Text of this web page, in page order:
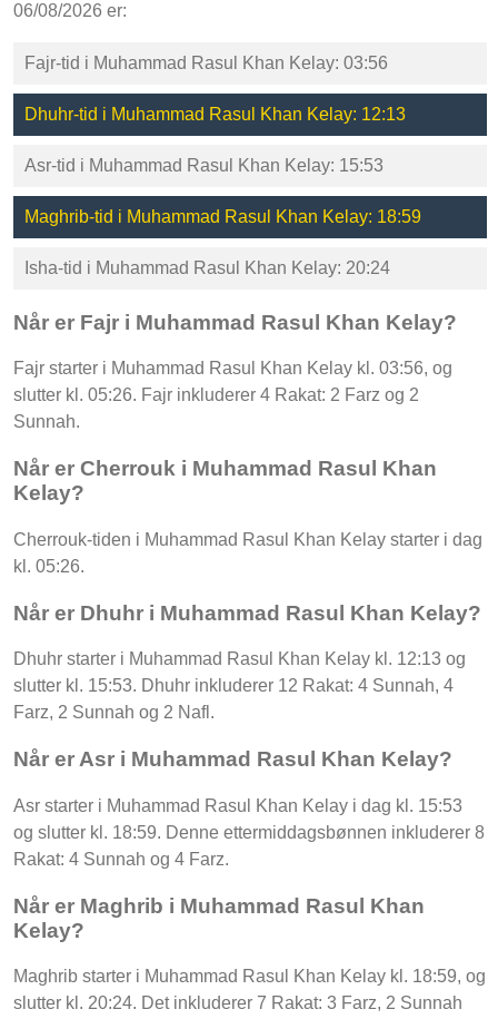
06/08/2026 er:
Fajr-tid i Muhammad Rasul Khan Kelay: 03:56
Dhuhr-tid i Muhammad Rasul Khan Kelay: 12:13
Asr-tid i Muhammad Rasul Khan Kelay: 15:53
Maghrib-tid i Muhammad Rasul Khan Kelay: 18:59
Isha-tid i Muhammad Rasul Khan Kelay: 20:24
Når er Fajr i Muhammad Rasul Khan Kelay?
Fajr starter i Muhammad Rasul Khan Kelay kl. 03:56, og
slutter kl. 05:26. Fajr inkluderer 4 Rakat: 2 Farz og 2
Sunnah.
Når er Cherrouk i Muhammad Rasul Khan
Kelay?
Cherrouk-tiden i Muhammad Rasul Khan Kelay starter i dag
kl. 05:26.
Når er Dhuhr i Muhammad Rasul Khan Kelay?
Dhuhr starter i Muhammad Rasul Khan Kelay kl. 12:13 og
slutter kl. 15:53. Dhuhr inkluderer 12 Rakat: 4 Sunnah, 4
Farz, 2 Sunnah og 2 Nafl.
Når er Asr i Muhammad Rasul Khan Kelay?
Asr starter i Muhammad Rasul Khan Kelay i dag kl. 15:53
og slutter kl. 18:59. Denne ettermiddagsbønnen inkluderer 8
Rakat: 4 Sunnah og 4 Farz.
Når er Maghrib i Muhammad Rasul Khan
Kelay?
Maghrib starter i Muhammad Rasul Khan Kelay kl. 18:59, og
slutter kl. 20:24. Det inkluderer 7 Rakat: 3 Farz, 2 Sunnah